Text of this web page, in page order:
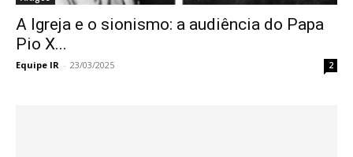
A Igreja e o sionismo: a audiência do Papa
Pio X...
Equipe IR - 23/03/2025 2